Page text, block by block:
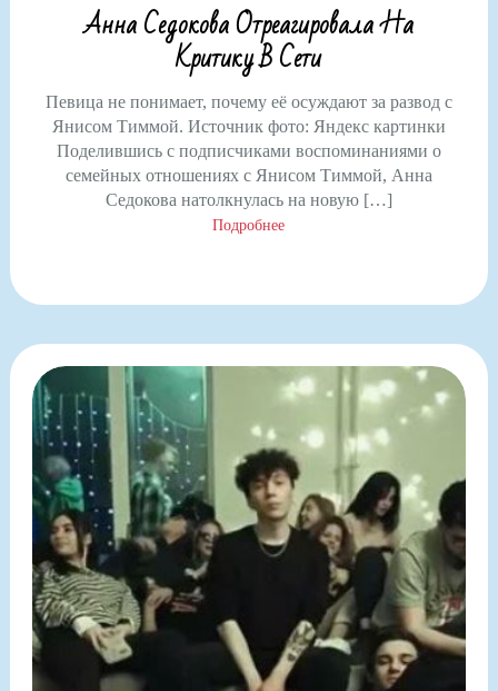
Анна Седокова Отреагировала На
Критику В Сети
Певица не понимает, почему её осуждают за развод с
Янисом Тиммой. Источник фото: Яндекс картинки
Поделившись с подписчиками воспоминаниями о
семейных отношениях с Янисом Тиммой, Анна
Седокова натолкнулась на новую […]
Подробнее